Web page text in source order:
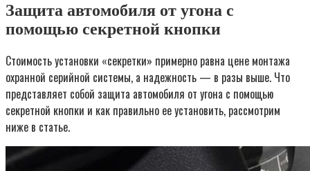
Защита автомобиля от угона с
помощью секретной кнопки
Стоимость установки «секретки» примерно равна цене монтажа
охранной серийной системы, а надежность — в разы выше. Что
представляет собой защита автомобиля от угона с помощью
секретной кнопки и как правильно ее установить, рассмотрим
ниже в статье.